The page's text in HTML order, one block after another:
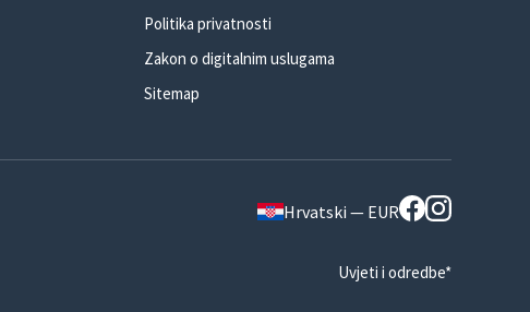
Politika privatnosti
Zakon o digitalnim uslugama
Sitemap
Hrvatski — EUR
Uvjeti i odredbe*